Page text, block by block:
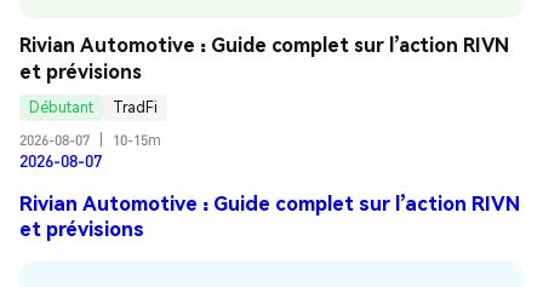
Rivian Automotive : Guide complet sur l’action RIVN
et prévisions
Débutant
TradFi
2026-08-07
10-15m
2026-08-07
Rivian Automotive : Guide complet sur l’action RIVN
et prévisions